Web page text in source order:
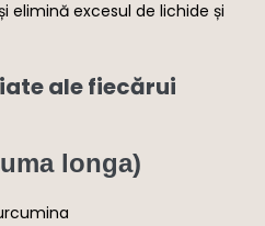
elimină excesul de lichide și
ale fiecărui
longa)